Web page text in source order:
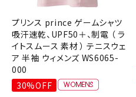
プリンス prince ゲームシャツ
吸汗速乾、UPF50＋、制電 （ ラ
イトスムース 素材 ） テニスウェ
ア 半袖 ウィメンズ WS6065-
000
30%OFF